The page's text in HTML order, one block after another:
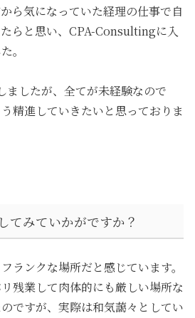
ら気になっていた経理の仕事で自
らと思い、CPA-Consultingに入
。
ましたが、全てが未経験なので
精進していきたいと思っておりま
てみていかがですか？
ランクな場所だと感じています。
残業して肉体的にも厳しい場所な
ですが、実際は和気藹々としてい